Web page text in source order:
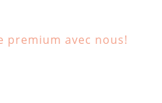
premium avec nous!